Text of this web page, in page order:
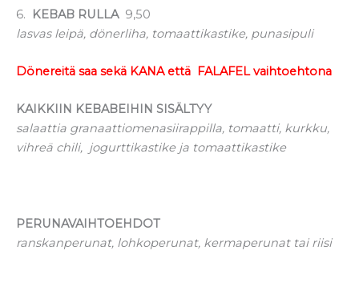
6. KEBAB RULLA9,50
lasvas leipä, dönerliha, tomaattikastike, punasipuli
Dönereitä saa sekä KANA että FALAFEL vaihtoehtona
KAIKKIIN KEBABEIHIN SISÄLTYY
salaattia granaattiomenasiirappilla, tomaatti, kurkku,
vihreä chili, jogurttikastike ja tomaattikastike
PERUNAVAIHTOEHDOT
ranskanperunat, lohkoperunat, kermaperunat tai riisi